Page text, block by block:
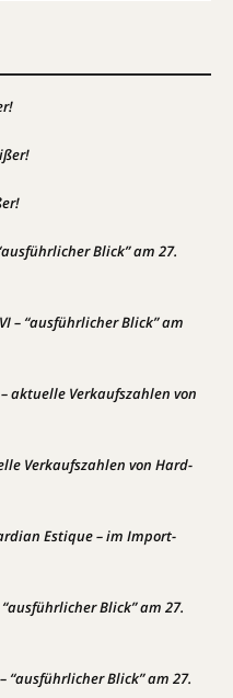
Blick” am 27.
– “ausführlicher Blick” am
aktuelle Verkaufszahlen von
Verkaufszahlen von Hard-
Estique – im Import-
Blick” am 27.
“ausführlicher Blick” am 27.